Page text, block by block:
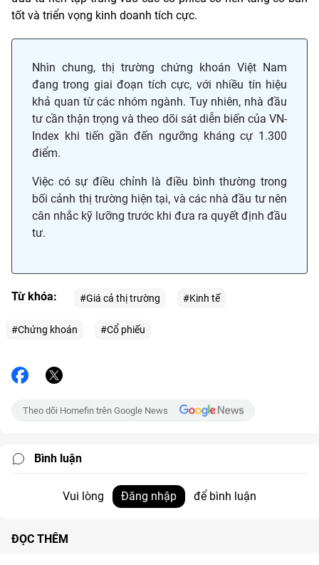
tốt và triển vọng kinh doanh tích cực.
Nhìn chung, thị trường chứng khoán Việt Nam
đang trong giai đoạn tích cực, với nhiều tín hiệu
khả quan từ các nhóm ngành. Tuy nhiên, nhà đầu
tư cần thận trọng và theo dõi sát diễn biến của VN-
Index khi tiến gần đến ngưỡng kháng cự 1.300
điểm.
Việc có sự điều chỉnh là điều bình thường trong
bối cảnh thị trường hiện tại, và các nhà đầu tư nên
cân nhắc kỹ lưỡng trước khi đưa ra quyết định đầu
tư.
Từ khóa: #Giá cả thị trường #Kinh tế
#Chứng khoán #Cổ phiếu
Theo dõi Homefin trên Google News
Bình luận
Vui lòng Đăng nhập để bình luận
ĐỌC THÊM